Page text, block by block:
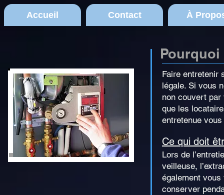
Accueil Contact À
Faire entretenir
légale. Si vous
non couvert
que les
entretenue
Ce qui doit
Lors de
veilleuse,
également vous
conserver